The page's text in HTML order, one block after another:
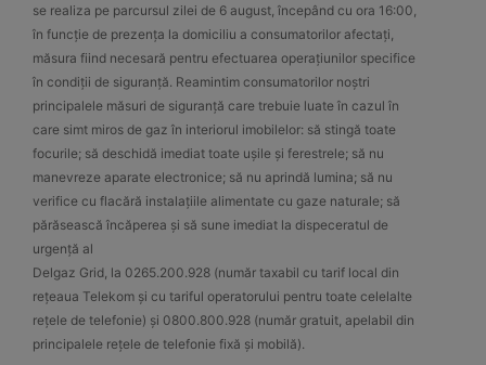
se realiza pe parcursul zilei de 6 august, începând cu ora 16:00,
în funcție de prezența la domiciliu a consumatorilor afectați,
măsura fiind necesară pentru efectuarea operațiunilor specifice
în condiții de siguranță. Reamintim consumatorilor noștri
principalele măsuri de siguranță care trebuie luate în cazul în
care simt miros de gaz în interiorul imobilelor: să stingă toate
focurile; să deschidă imediat toate ușile și ferestrele; să nu
manevreze aparate electronice; să nu aprindă lumina; să nu
verifice cu flacără instalațiile alimentate cu gaze naturale; să
părăsească încăperea și să sune imediat la dispeceratul de
urgență al
Delgaz Grid, la 0265.200.928 (număr taxabil cu tarif local din
rețeaua Telekom și cu tariful operatorului pentru toate celelalte
rețele de telefonie) și 0800.800.928 (număr gratuit, apelabil din
principalele rețele de telefonie fixă și mobilă).